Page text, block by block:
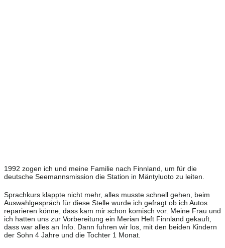
1992 zogen ich und meine Familie nach Finnland, um für die
deutsche Seemannsmission die Station in Mäntyluoto zu leiten.
Sprachkurs klappte nicht mehr, alles musste schnell gehen, beim
Auswahlgespräch für diese Stelle wurde ich gefragt ob ich Autos
reparieren könne, dass kam mir schon komisch vor. Meine Frau und
ich hatten uns zur Vorbereitung ein Merian Heft Finnland gekauft,
dass war alles an Info. Dann fuhren wir los, mit den beiden Kindern
der Sohn 4 Jahre und die Tochter 1 Monat.